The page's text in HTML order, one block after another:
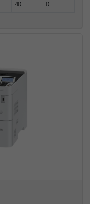
40 0